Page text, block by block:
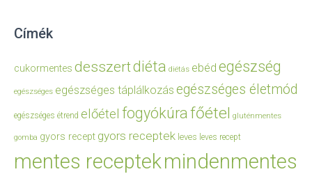
Címék
cukormentes desszertdiéta diétás ebéd egészség
egészséges egészséges táplálkozás egészséges életmód
egészséges étrend előétel fogyókúrafőétel gluténmentes
gomba gyors recept gyors receptek leves leves recept
mentes receptekmindenmentes